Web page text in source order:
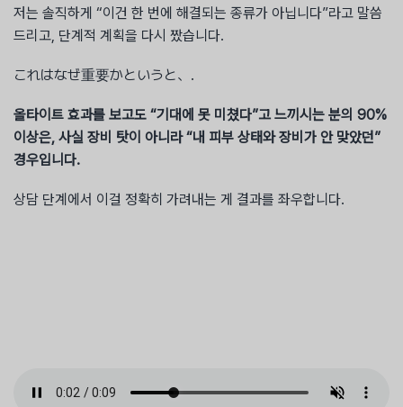
저는 솔직하게 “이건 한 번에 해결되는 종류가 아닙니다”라고 말씀
드리고, 단계적 계획을 다시 짰습니다.
これはなぜ重要かというと、.
올타이트 효과를 보고도 “기대에 못 미쳤다”고 느끼시는 분의 90%
이상은, 사실 장비 탓이 아니라 “내 피부 상태와 장비가 안 맞았던”
경우입니다.
상담 단계에서 이걸 정확히 가려내는 게 결과를 좌우합니다.